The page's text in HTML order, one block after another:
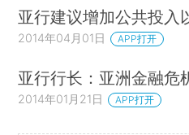
亚行建议增加公共投入
2014年04月01日 APP打开
亚行行长：亚洲金融危
2014年01月21日 APP打开